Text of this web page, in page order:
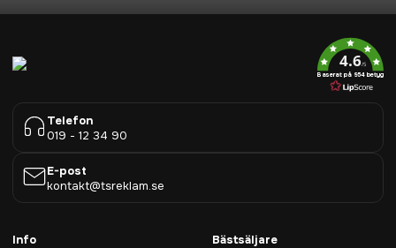
4.6/5
Baserat på 954 betyg
Telefon
019 - 12 34 90
E-post
kontakt@tsreklam.se
Info
Bästsäljare